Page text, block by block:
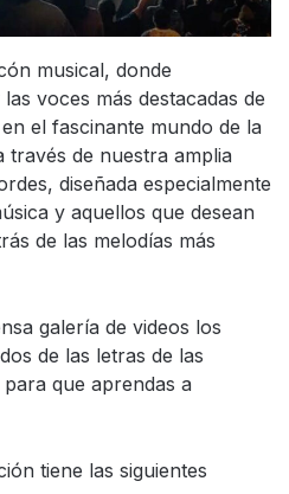
musical, donde
voces más destacadas de
el fascinante mundo de la
través de nuestra amplia
diseñada especialmente
y aquellos que desean
de las melodías más
galería de videos los
de las letras de las
que aprendas a
tiene las siguientes